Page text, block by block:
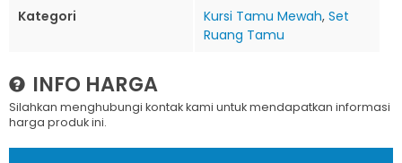
Kategori
Kursi Tamu Mewah, Set
Ruang Tamu
INFO HARGA
Silahkan menghubungi kontak kami untuk mendapatkan informasi
harga produk ini.